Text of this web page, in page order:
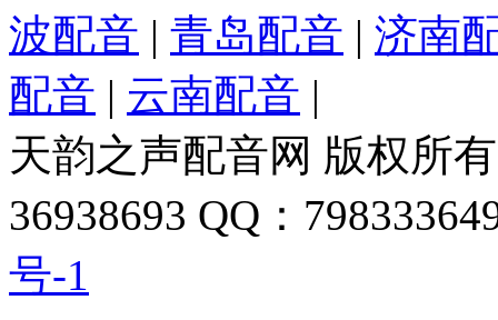
波配音 | 青岛配音 | 济南
配音 | 云南配音 |
天韵之声配音网 版权所
36938693 QQ：
号-1